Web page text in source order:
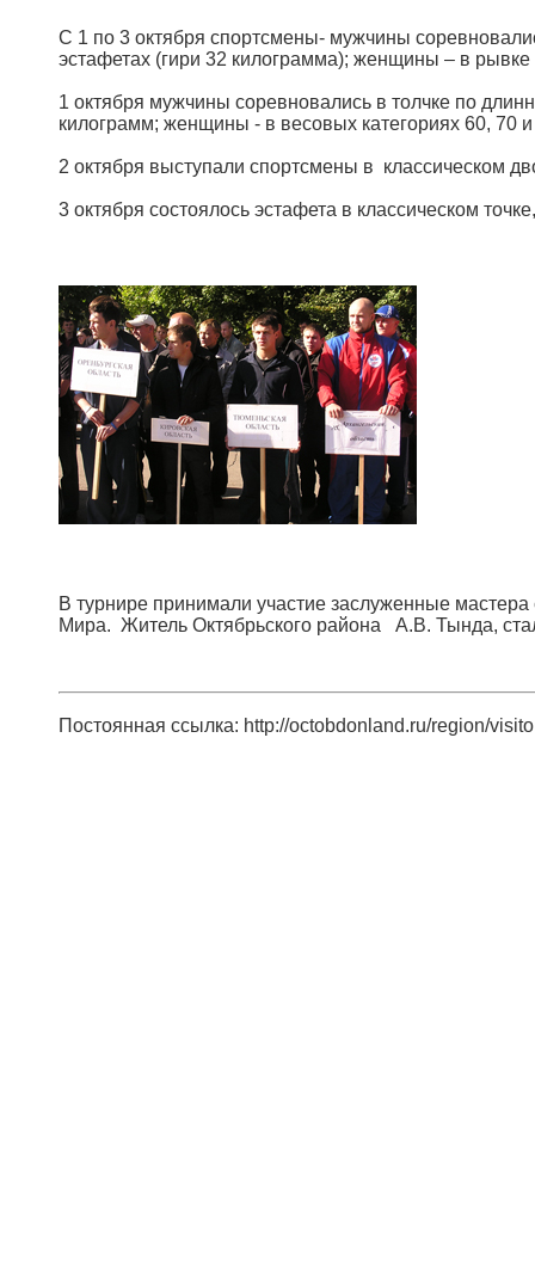
С 1 по 3 октября спортсмены- мужчины
эстафетах (гири 32 килограмма); женщины – в
1 октября мужчины соревновались в толчке по
килограмм; женщины - в весовых категориях 60, 70
2 октября выступали спортсмены в классическом
3 октября состоялось эстафета в классическом
В турнире принимали участие заслуженные
Мира. Житель Октябрьского района А.В. Тында,
Постоянная ссылка: http://octobdonland.ru/region/